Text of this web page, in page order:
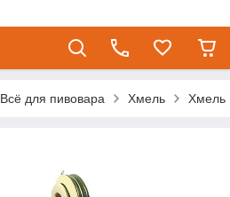
Всё для пивовара Хмель Хмель